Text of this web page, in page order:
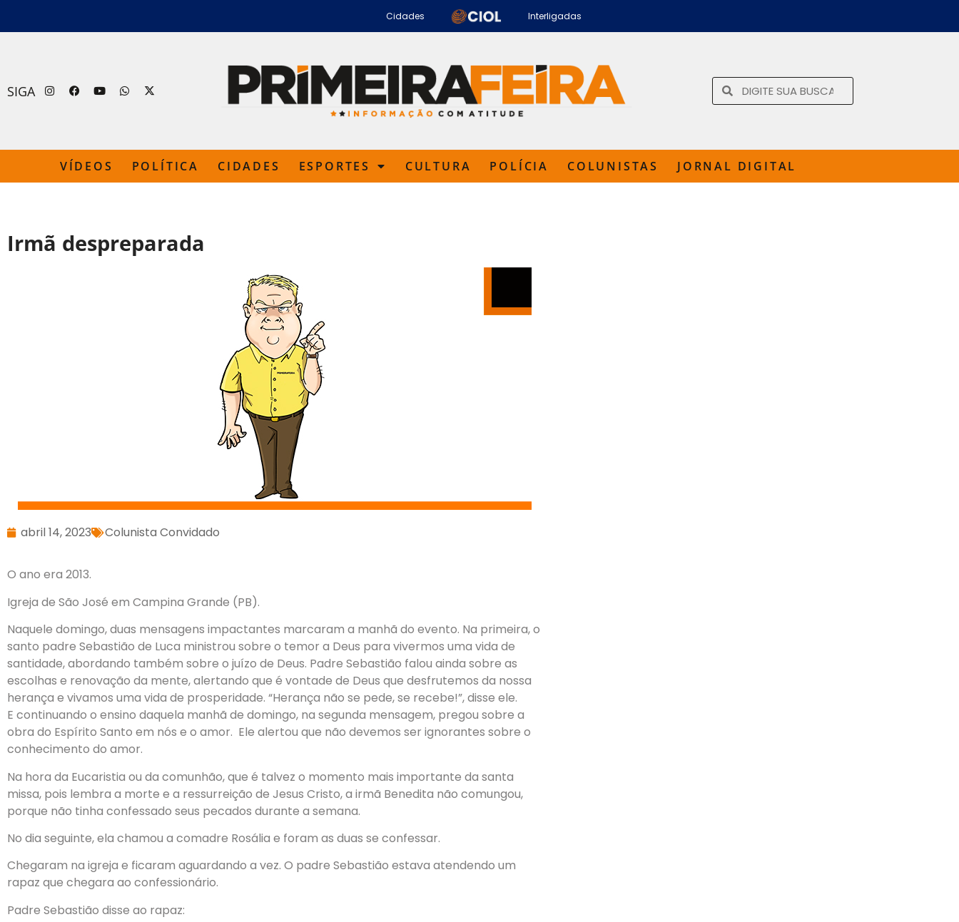
Cidades Interligadas
SIGA
VÍDEOS POLÍTICA CIDADES ESPORTES CULTURA POLÍCIA COLUNISTAS JORNAL DIGITAL
Irmã despreparada
abril 14, 2023 Colunista Convidado
O ano era 2013.
Igreja de São José em Campina Grande (PB).
Naquele domingo, duas mensagens impactantes marcaram a manhã do evento. Na primeira, o
santo padre Sebastião de Luca ministrou sobre o temor a Deus para vivermos uma vida de
santidade, abordando também sobre o juízo de Deus. Padre Sebastião falou ainda sobre as
escolhas e renovação da mente, alertando que é vontade de Deus que desfrutemos da nossa
herança e vivamos uma vida de prosperidade. “Herança não se pede, se recebe!”, disse ele.
E continuando o ensino daquela manhã de domingo, na segunda mensagem, pregou sobre a
obra do Espírito Santo em nós e o amor. Ele alertou que não devemos ser ignorantes sobre o
conhecimento do amor.
Na hora da Eucaristia ou da comunhão, que é talvez o momento mais importante da santa
missa, pois lembra a morte e a ressurreição de Jesus Cristo, a irmã Benedita não comungou,
porque não tinha confessado seus pecados durante a semana.
No dia seguinte, ela chamou a comadre Rosália e foram as duas se confessar.
Chegaram na igreja e ficaram aguardando a vez. O padre Sebastião estava atendendo um
rapaz que chegara ao confessionário.
Padre Sebastião disse ao rapaz: